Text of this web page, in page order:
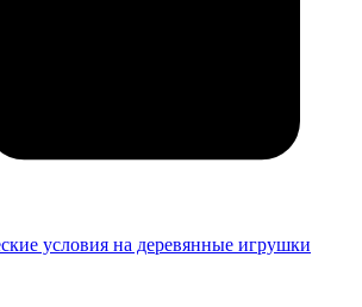
условия на деревянные игрушки